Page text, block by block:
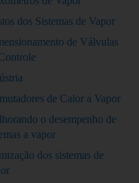
dos Sistemas de Vapor
de Válvulas
de Calor a Vapor
o desempenho de
a vapor
dos sistemas de